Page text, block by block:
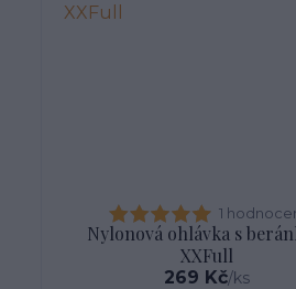
1
Nylonová ohlávka s
XXFull
269 Kč/ks